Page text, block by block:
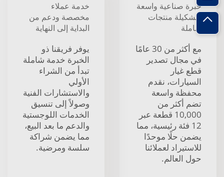
خبرة صناعية واسعة
وتشكيلة منتجات
شاملة
مع أكثر من 30 عامًا
في مجال تصدير
قطع غيار
السيارات، نقدم
محفظة واسعة
تضم أكثر من
10,000 قطعة عبر
12 فئة رئيسية، مما
يضمن حلًا موحدًا
للاستيراد لعملائنا
حول العالم.
خدمة عملاء
مخصصة ودعم من
البداية إلى النهاية
يوفر فريقنا ذو
الخبرة خدمة شاملة
تبدأ من الشراء
الأولي
والاستشارات الفنية
وصولاً إلى تنسيق
الخدمات اللوجستية
والدعم ما بعد البيع،
مما يضمن شراكة
سلسة ومرضية.